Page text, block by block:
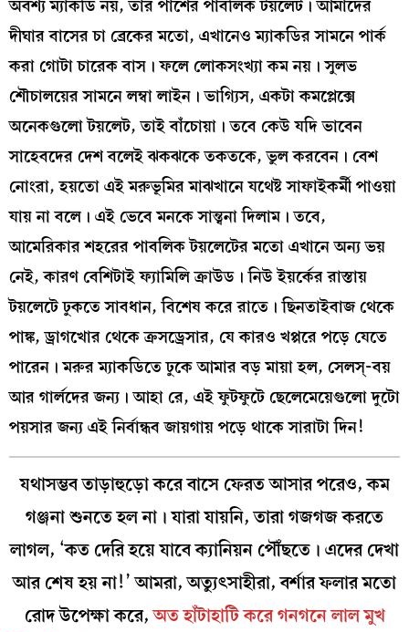
অবশ্য ম্যাকডি নয়, তার পাশের পাবলিক টয়লেট। আমাদের
দীঘার বাসের চা ব্রেকের মতো, এখানেও ম্যাকডির সামনে পার্ক
করা গোটা চারেক বাস। ফলে লোকসংখ্যা কম নয়। সুলভ
শৌচালয়ের সামনে লম্বা লাইন। ভাগ্যিস, একটা কমপ্লেক্সে
অনেকগুলো টয়লেট, তাই বাঁচোয়া। তবে কেউ যদি ভাবেন
সাহেবদের দেশ বলেই ঝকঝকে তকতকে, ভুল করবেন। বেশ
নোংরা, হয়তো এই মরুভূমির মাঝখানে যথেষ্ট সাফাইকর্মী পাওয়া
যায় না বলে। এই ভেবে মনকে সান্ত্বনা দিলাম। তবে,
আমেরিকার শহরের পাবলিক টয়লেটের মতো এখানে অন্য ভয়
নেই, কারণ বেশিটাই ফ্যামিলি ক্রাউড। নিউ ইয়র্কের রাস্তায়
টয়লেটে ঢুকতে সাবধান, বিশেষ করে রাতে। ছিনতাইবাজ থেকে
পাঙ্ক, ড্রাগখোর থেকে ক্রসড্রেসার, যে কারও খপ্পরে পড়ে যেতে
পারেন। মরুর ম্যাকডিতে ঢুকে আমার বড় মায়া হল, সেলস্-বয়
আর গার্লদের জন্য। আহা রে, এই ফুটফুটে ছেলেমেয়েগুলো দুটো
পয়সার জন্য এই নির্বান্ধব জায়গায় পড়ে থাকে সারাটা দিন!
যথাসম্ভব তাড়াহুড়ো করে বাসে ফেরত আসার পরেও, কম
গঞ্জনা শুনতে হল না। যারা যায়নি, তারা গজগজ করতে
লাগল, ‘কত দেরি হয়ে যাবে ক্যানিয়ন পৌঁছতে। এদের দেখা
আর শেষ হয় না!’ আমরা, অত্যুৎসাহীরা, বর্শার ফলার মতো
রোদ উপেক্ষা করে,অত হাঁটাহাটি করে গনগনে লাল মুখ